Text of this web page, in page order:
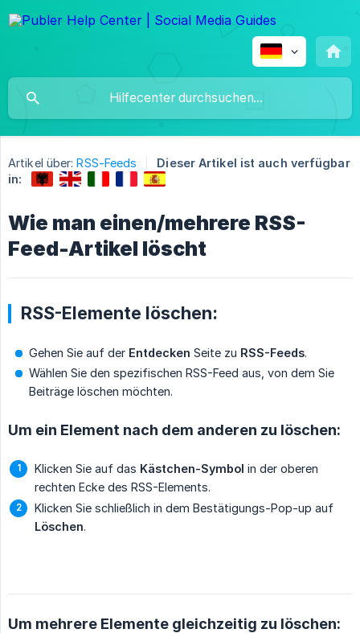
Artikel über: RSS-Feeds
Dieser Artikel ist auch verfügbar
in:
Wie man einen/mehrere RSS-
Feed-Artikel löscht
RSS-Elemente löschen:
Gehen Sie auf der Entdecken Seite zu RSS-Feeds.
Wählen Sie den spezifischen RSS-Feed aus, von dem Sie
Beiträge löschen möchten.
Um ein Element nach dem anderen zu löschen:
Klicken Sie auf das Kästchen-Symbol in der oberen
rechten Ecke des RSS-Elements.
Klicken Sie schließlich in dem Bestätigungs-Pop-up auf
Löschen.
Um mehrere Elemente gleichzeitig zu löschen: